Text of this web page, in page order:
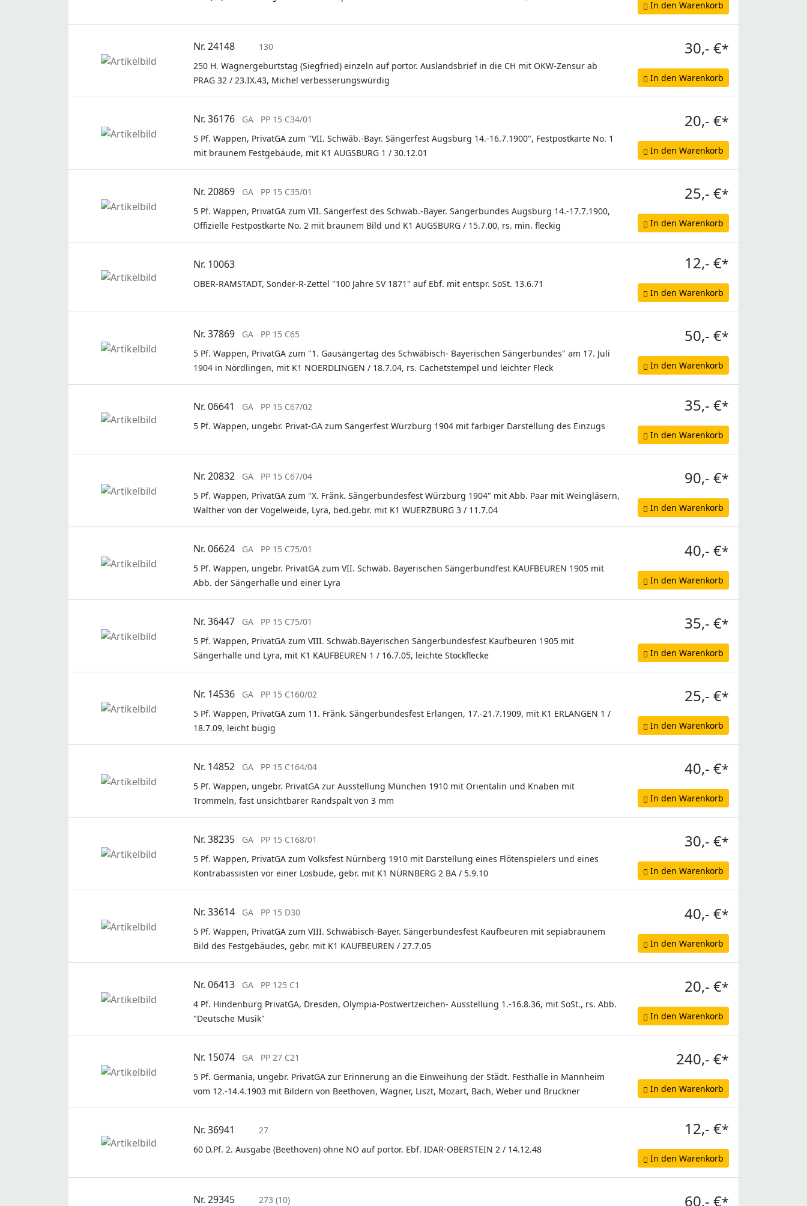
In den Warenkorb
Nr. 24148
130
250 H. Wagnergeburtstag (Siegfried) einzeln auf portor. Auslandsbrief in die CH mit OKW-Zensur ab
PRAG 32 / 23.IX.43, Michel verbesserungswürdig
30,- €*
In den Warenkorb
Nr. 36176 GA
PP 15 C34/01
5 Pf. Wappen, PrivatGA zum "VII. Schwäb.-Bayr. Sängerfest Augsburg 14.-16.7.1900", Festpostkarte No. 1
mit braunem Festgebäude, mit K1 AUGSBURG 1 / 30.12.01
20,- €*
In den Warenkorb
Nr. 20869 GA
PP 15 C35/01
5 Pf. Wappen, PrivatGA zum VII. Sängerfest des Schwäb.-Bayer. Sängerbundes Augsburg 14.-17.7.1900,
Offizielle Festpostkarte No. 2 mit braunem Bild und K1 AUGSBURG / 15.7.00, rs. min. fleckig
25,- €*
In den Warenkorb
Nr. 10063
OBER-RAMSTADT, Sonder-R-Zettel "100 Jahre SV 1871" auf Ebf. mit entspr. SoSt. 13.6.71
12,- €*
In den Warenkorb
Nr. 37869 GA
PP 15 C65
5 Pf. Wappen, PrivatGA zum "1. Gausängertag des Schwäbisch- Bayerischen Sängerbundes" am 17. Juli
1904 in Nördlingen, mit K1 NOERDLINGEN / 18.7.04, rs. Cachetstempel und leichter Fleck
50,- €*
In den Warenkorb
Nr. 06641 GA
PP 15 C67/02
5 Pf. Wappen, ungebr. Privat-GA zum Sängerfest Würzburg 1904 mit farbiger Darstellung des Einzugs
35,- €*
In den Warenkorb
Nr. 20832 GA
PP 15 C67/04
5 Pf. Wappen, PrivatGA zum "X. Fränk. Sängerbundesfest Würzburg 1904" mit Abb. Paar mit Weingläsern,
Walther von der Vogelweide, Lyra, bed.gebr. mit K1 WUERZBURG 3 / 11.7.04
90,- €*
In den Warenkorb
Nr. 06624 GA
PP 15 C75/01
5 Pf. Wappen, ungebr. PrivatGA zum VII. Schwäb. Bayerischen Sängerbundfest KAUFBEUREN 1905 mit
Abb. der Sängerhalle und einer Lyra
40,- €*
In den Warenkorb
Nr. 36447 GA
PP 15 C75/01
5 Pf. Wappen, PrivatGA zum VIII. Schwäb.Bayerischen Sängerbundesfest Kaufbeuren 1905 mit
Sängerhalle und Lyra, mit K1 KAUFBEUREN 1 / 16.7.05, leichte Stockflecke
35,- €*
In den Warenkorb
Nr. 14536 GA
PP 15 C160/02
5 Pf. Wappen, PrivatGA zum 11. Fränk. Sängerbundesfest Erlangen, 17.-21.7.1909, mit K1 ERLANGEN 1 /
18.7.09, leicht bügig
25,- €*
In den Warenkorb
Nr. 14852 GA
PP 15 C164/04
5 Pf. Wappen, ungebr. PrivatGA zur Ausstellung München 1910 mit Orientalin und Knaben mit
Trommeln, fast unsichtbarer Randspalt von 3 mm
40,- €*
In den Warenkorb
Nr. 38235 GA
PP 15 C168/01
5 Pf. Wappen, PrivatGA zum Volksfest Nürnberg 1910 mit Darstellung eines Flötenspielers und eines
Kontrabassisten vor einer Losbude, gebr. mit K1 NÜRNBERG 2 BA / 5.9.10
30,- €*
In den Warenkorb
Nr. 33614 GA
PP 15 D30
5 Pf. Wappen, PrivatGA zum VIII. Schwäbisch-Bayer. Sängerbundesfest Kaufbeuren mit sepiabraunem
Bild des Festgebäudes, gebr. mit K1 KAUFBEUREN / 27.7.05
40,- €*
In den Warenkorb
Nr. 06413 GA
PP 125 C1
4 Pf. Hindenburg PrivatGA, Dresden, Olympia-Postwertzeichen- Ausstellung 1.-16.8.36, mit SoSt., rs. Abb.
"Deutsche Musik"
20,- €*
In den Warenkorb
Nr. 15074 GA
PP 27 C21
5 Pf. Germania, ungebr. PrivatGA zur Erinnerung an die Einweihung der Städt. Festhalle in Mannheim
vom 12.-14.4.1903 mit Bildern von Beethoven, Wagner, Liszt, Mozart, Bach, Weber und Bruckner
240,- €*
In den Warenkorb
Nr. 36941
27
60 D.Pf. 2. Ausgabe (Beethoven) ohne NO auf portor. Ebf. IDAR-OBERSTEIN 2 / 14.12.48
12,- €*
In den Warenkorb
Nr. 29345 273 (10) 60,- €*